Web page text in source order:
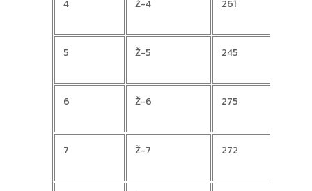
4 Ž-4 261
5 Ž-5 245
6 Ž-6 275
7 Ž-7 272